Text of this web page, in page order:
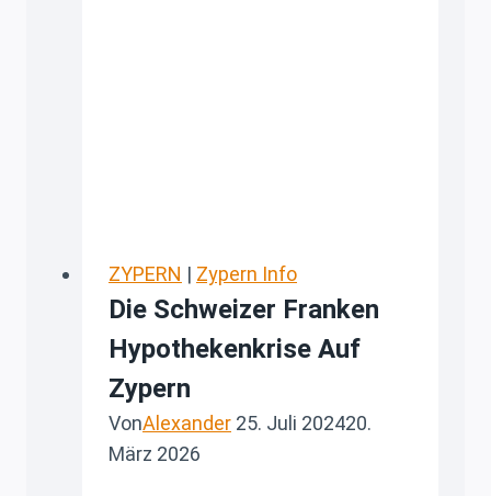
ZYPERN | Zypern Info
Die Schweizer Franken
Hypothekenkrise Auf
Zypern
VonAlexander 25. Juli 202420.
März 2026